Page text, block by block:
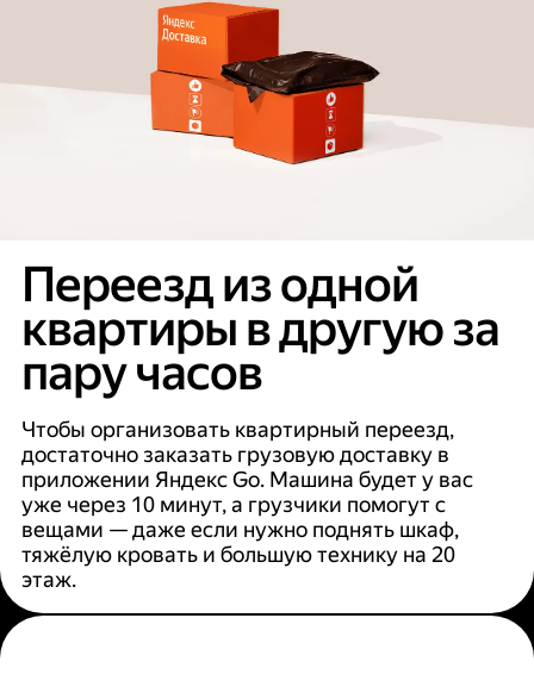
Переезд из одной
квартиры в другую за
пару часов
Чтобы организовать квартирный переезд,
достаточно заказать грузовую доставку в
приложении Яндекс Go. Машина будет у вас
уже через 10 минут, а грузчики помогут с
вещами — даже если нужно поднять шкаф,
тяжёлую кровать и большую технику на 20
этаж.